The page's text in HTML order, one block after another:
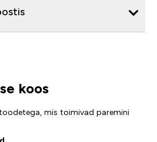
koos
mis toimivad paremini